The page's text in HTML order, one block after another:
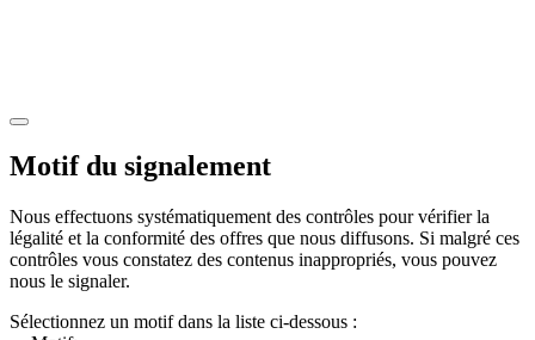
Motif du signalement
Nous effectuons systématiquement des contrôles pour vérifier la
légalité et la conformité des offres que nous diffusons. Si malgré ces
contrôles vous constatez des contenus inappropriés, vous pouvez
nous le signaler.
Sélectionnez un motif dans la liste ci-dessous :